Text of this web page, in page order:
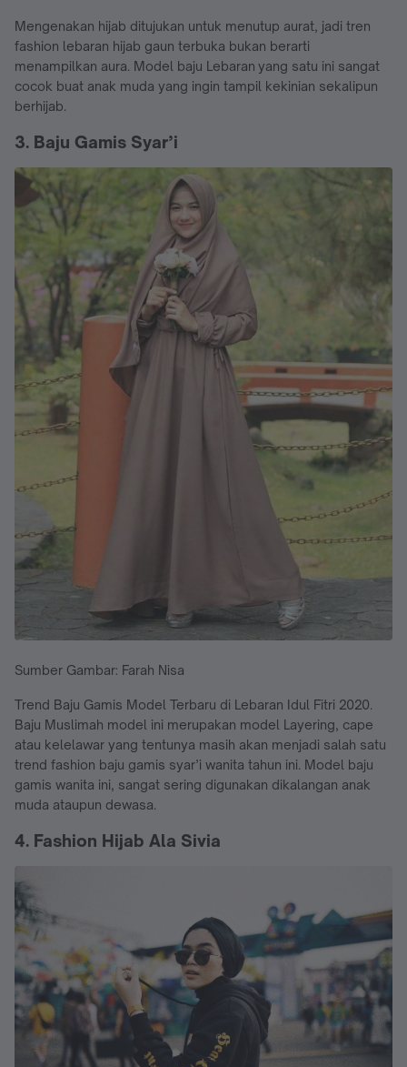
Mengenakan hijab ditujukan untuk menutup aurat, jadi tren
fashion lebaran hijab gaun terbuka bukan berarti
menampilkan aura. Model baju Lebaran yang satu ini sangat
cocok buat anak muda yang ingin tampil kekinian sekalipun
berhijab.
3. Baju Gamis Syar’i
Sumber Gambar: Farah Nisa
Trend Baju Gamis Model Terbaru di Lebaran Idul Fitri 2020.
Baju Muslimah model ini merupakan model Layering, cape
atau kelelawar yang tentunya masih akan menjadi salah satu
trend fashion baju gamis syar’i wanita tahun ini. Model baju
gamis wanita ini, sangat sering digunakan dikalangan anak
muda ataupun dewasa.
4. Fashion Hijab Ala Sivia